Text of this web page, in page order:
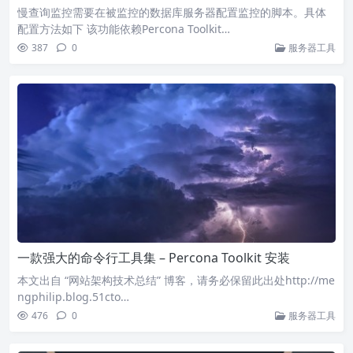
慢查询监控需要在被监控的数据库服务器配置监控的脚本。具体
配置方法如下 该功能依赖Percona Toolkit…
387 0 服务器工具
一款强大的命令行工具集 – Percona Toolkit 安装
本文出自 “网站架构技术总结” 博客，请务必保留此出处http://me
ngphilip.blog.51cto…
476 0 服务器工具